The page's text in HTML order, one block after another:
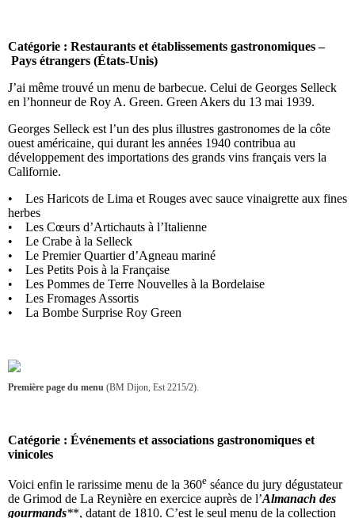
Catégorie : Restaurants et établissements gastronomiques –
Pays étrangers (États-Unis)
J’ai même trouvé un menu de barbecue. Celui de Georges Selleck
en l’honneur de Roy A. Green. Green Akers du 13 mai 1939.
Georges Selleck est l’un des plus illustres gastronomes de la côte
ouest américaine, qui durant les années 1940 contribua au
développement des importations des grands vins français vers la
Californie.
• Les Haricots de Lima et Rouges avec sauce vinaigrette aux fines
herbes
• Les Cœurs d’Artichauts à l’Italienne
• Le Crabe à la Selleck
• Le Premier Quartier d’Agneau mariné
• Les Petits Pois à la Française
• Les Pommes de Terre Nouvelles à la Bordelaise
• Les Fromages Assortis
• La Bombe Surprise Roy Green
Première page du menu (BM Dijon, Est 2215/2).
Catégorie : Événements et associations gastronomiques et
vinicoles
Voici enfin le rarissime menu de la 360e séance du jury dégustateur
de Grimod de La Reynière en exercice auprès de l’Almanach des
gourmands**, datant de 1810. C’est le seul menu de la collection